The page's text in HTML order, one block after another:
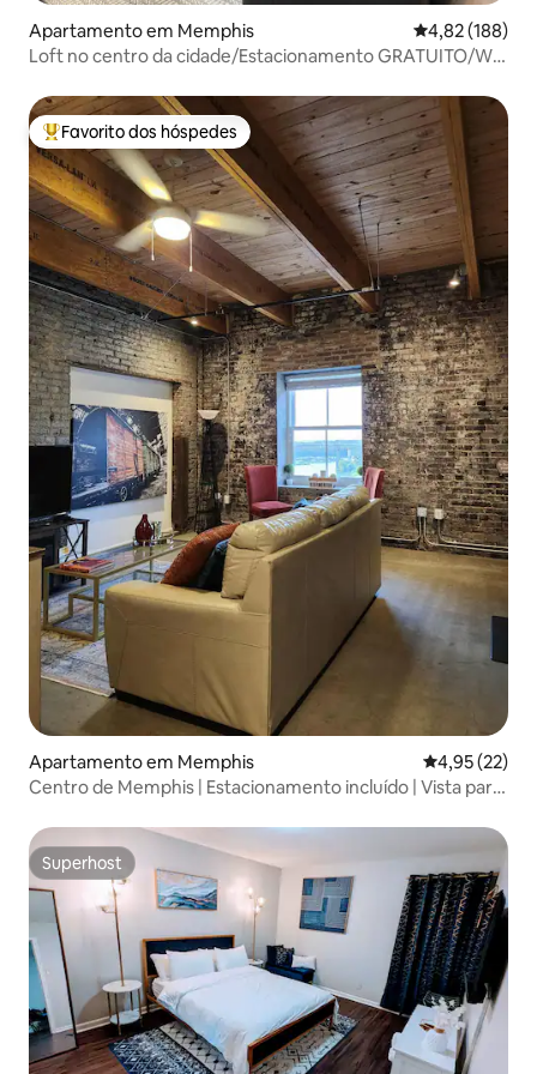
Apartamento em Memphis Classificação
4,82 (188)
Loft no centro da cidade/Estacionamento GRATUITO/Wi-
Favoritos dos hóspedes mais apreciados
Favorito dos hóspedes
Apartamento em Memphis Classificação
4,95 (22)
Centro de Memphis | Estacionamento incluído | Vista para
Superhost
Superhost